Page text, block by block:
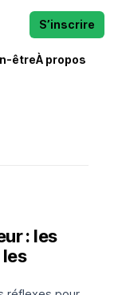
êtreÀ propos
S’inscrire
: les